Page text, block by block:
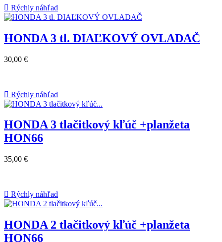
 Rýchly náhľad
HONDA 3 tl. DIAĽKOVÝ OVLADAČ
30,00 €
 Rýchly náhľad
HONDA 3 tlačitkový kľúč +planžeta
HON66
35,00 €
 Rýchly náhľad
HONDA 2 tlačitkový kľúč +planžeta
HON66